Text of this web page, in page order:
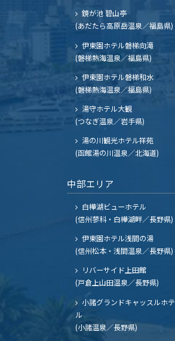
鏡が池 碧山亭
(あだたら高原岳温泉／福島県)
伊東園ホテル磐梯向滝
(磐梯熱海温泉／福島県)
伊東園ホテル磐梯和水
(磐梯熱海温泉／福島県)
湯守ホテル大観
(つなぎ温泉／岩手県)
湯の川観光ホテル祥苑
(函館湯の川温泉／北海道)
中部エリア
白樺湖ビューホテル
(信州蓼科・白樺湖畔／長野県)
伊東園ホテル浅間の湯
(信州松本・浅間温泉／長野県)
リバーサイド上田館
(戸倉上山田温泉／長野県)
小諸グランドキャッスルホテ
ル
(小諸温泉／長野県)